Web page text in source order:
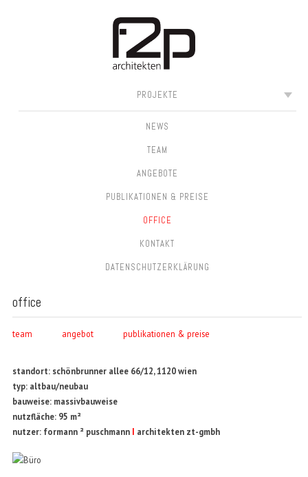
MAIN MENUPROJEKTE
NEWS
TEAM
ANGEBOTE
PUBLIKATIONEN & PREISE
OFFICE
KONTAKT
DATEN­SCHUTZ­ERKLÄRUNG
office
team angebot publikationen & preise
standort: schönbrunner allee 66/12, 1120 wien
typ: altbau/neubau
bauweise: massivbauweise
nutzfläche: 95 m²
nutzer: formann ² puschmann I architekten zt-gmbh